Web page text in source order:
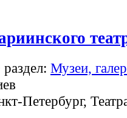
раздел: Музеи,
Петербург,